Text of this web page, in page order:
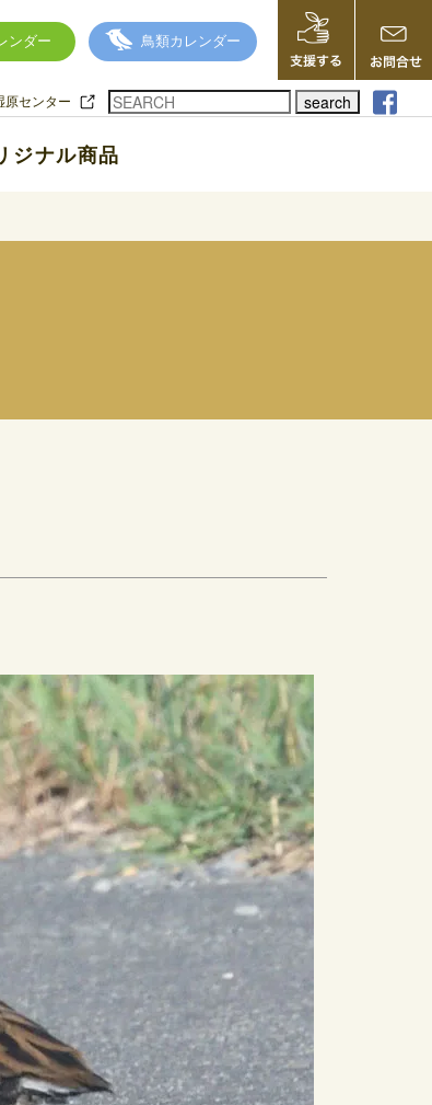
ンダー 鳥類カレンダー
原センター search
ジナル商品